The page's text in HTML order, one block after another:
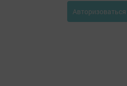
Авторизоваться